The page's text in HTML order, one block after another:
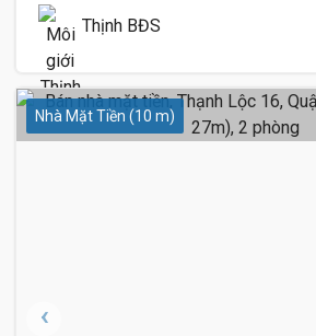
Thịnh BĐS
Nhà Mặt Tiền (10 m)